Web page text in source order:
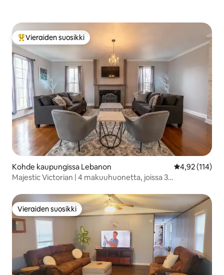
Vieraiden suosikkien parhaimmistoa
Vieraiden suosikki
Kohde kaupungissa Lebanon
4,92 (114)
Majestic Victorian | 4 makuuhuonetta, joissa 3
Vieraiden suosikki
Vieraiden suosikki